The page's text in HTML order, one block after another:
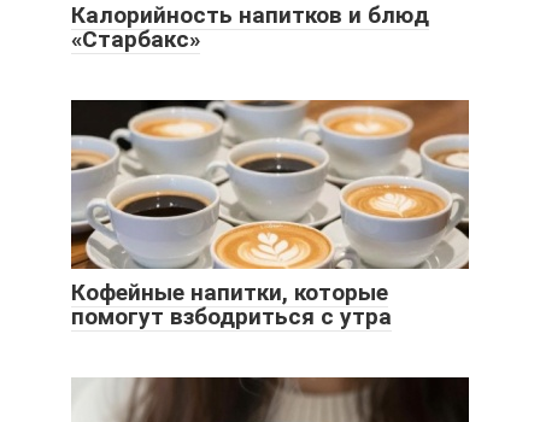
Калорийность напитков и блюд
«Старбакс»
Кофейные напитки, которые
помогут взбодриться с утра